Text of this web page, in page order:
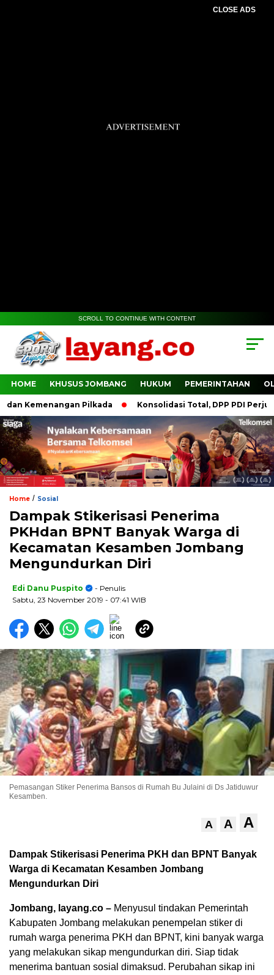
CLOSE ADS
SCROLL TO CONTINUE WITH CONTENT
HOME KHUSUS JOMBANG HUKUM PEMERINTAHAN
Kemenangan Pilkada Konsolidasi Total, DPP PDI
Home / Sosial
Dampak Stikerisasi Penerima
PKHdan BPNT Banyak Warga di
Kecamatan Kesamben Jombang
Mengundurkan Diri
Edi Danu Puspito
- Penulis
Sabtu, 23 November 2019 - 07:41 WIB
Pemasangan Stiker Penerima Bansos di Rumah Bu Julaini di Ds Jatiduwur
Kesamben.
A A A
Dampak Stikerisasi Penerima PKH dan BPNT Banyak
Warga di Kecamatan Kesamben Jombang
Mengundurkan Diri
Jombang, layang.co – Menyusul tindakan Pemerintah
Kabupaten Jombang melakukan penempelan stiker di
rumah warga penerima PKH dan BPNT, kini banyak warga
yang melakukan sikap mengundurkan diri. Siap tidak
menerima bantuan sosial dimaksud. Perubahan sikap ini